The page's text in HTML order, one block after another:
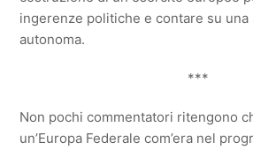
ingerenze politiche e contare su
autonoma.
***
Non pochi commentatori ritengono
un’Europa Federale com’era nel